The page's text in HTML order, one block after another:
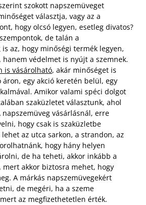
szokott napszemüveget
választja, vagy az a
hogy olcsó legyen, esetleg divatos?
de talán a
az, hogy minőségi termék legyen,
hanem védelmet is nyújt a szemnek.
is vásárolható, akár minőséget is
egy akció keretén belül, egy
Amikor valami spéci dolgot
szaküzletet választunk, ahol
napszemüveg vásárlásnál, erre
hogy csak is szaküzletbe
az utca sarkon, a strandon, az
hogy hány helyen
de ha teheti, akkor inkább a
mert akkor biztosra mehet, hogy
A márkás napszemüvegekért
de megéri, ha a szeme
az megfizethetetlen érték.